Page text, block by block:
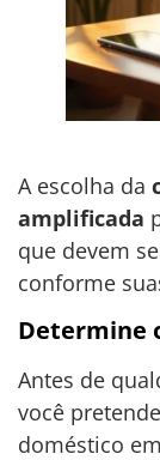
A escolha da
amplificada
que devem
conforme
Determine
Antes de
você
doméstico